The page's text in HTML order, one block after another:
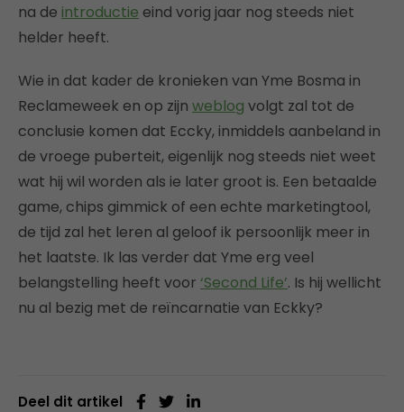
na de introductie eind vorig jaar nog steeds niet
helder heeft.
Wie in dat kader de kronieken van Yme Bosma in
Reclameweek en op zijn weblog volgt zal tot de
conclusie komen dat Eccky, inmiddels aanbeland in
de vroege puberteit, eigenlijk nog steeds niet weet
wat hij wil worden als ie later groot is. Een betaalde
game, chips gimmick of een echte marketingtool,
de tijd zal het leren al geloof ik persoonlijk meer in
het laatste. Ik las verder dat Yme erg veel
belangstelling heeft voor ‘Second Life’. Is hij wellicht
nu al bezig met de reïncarnatie van Eckky?
Deel dit artikel